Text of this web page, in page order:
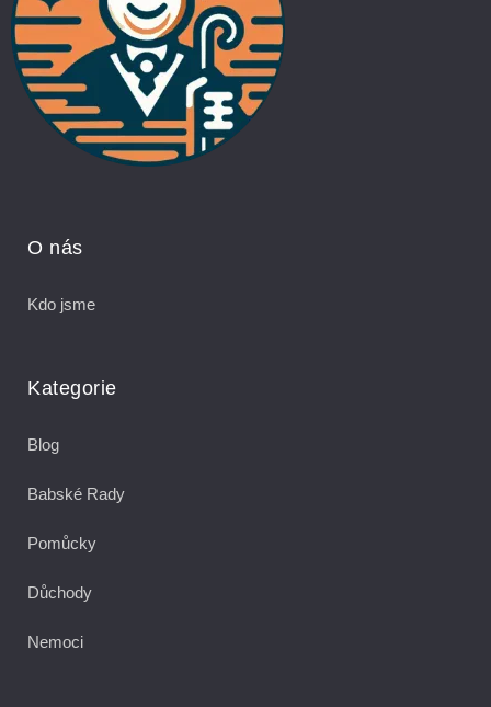
O nás
Kdo jsme
Kategorie
Blog
Babské Rady
Pomůcky
Důchody
Nemoci